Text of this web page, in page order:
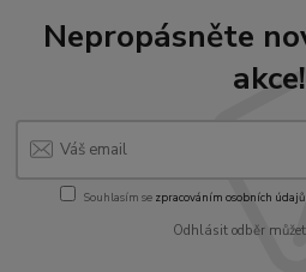
Nepropásněte
akce!
Souhlasím se zpracováním osobních údajů
Odhlásit odběr